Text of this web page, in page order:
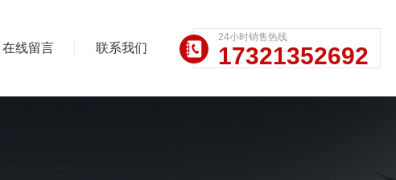
在线留言 联系我们
24小时销售热线
17321352692